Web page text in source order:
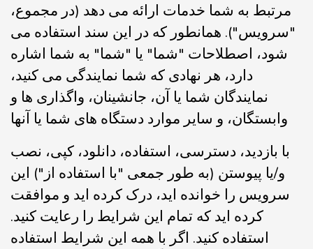
مرتبط به شما خدمات ارائه می دهد (در مجموع،
"سرویس"). همانطور که در این سند استفاده می
شود، اصطلاحات "شما" یا "شما" به شما اشاره
دارد، هر نهادی که شما نمایندگی می کنید،
نمایندگان شما یا آن، جانشینان، واگذاری ها و
وابستگان، و سایر موارد دستگاه های شما یا آنها
با بازدید، دسترسی، استفاده، دانلود، کپی، نصب
و/یا پیوستن (به طور جمعی "با استفاده از") این
سرویس را خوانده اید، درک کرده اید و موافقت
کرده اید که تمام این شرایط را رعایت کنید.
استفاده کنید. اگر با همه این شرایط استفاده